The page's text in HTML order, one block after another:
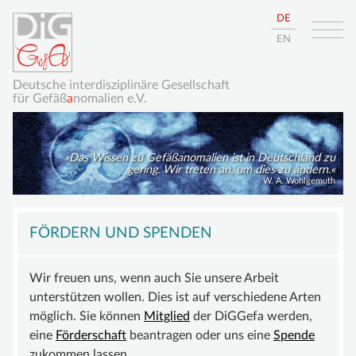
Deutsche interdisziplinäre Gesellschaft
für Gefäßanomalien e.V.
DE
EN
Das Wissen zu Gefäßanomalien ist in Deutschland zu
gering. Wir treten an, um dies zu ändern.
W. A. Wohlgemuth
überspringen
DIE DIGGEFA
VORSTAND
FÖRDERN UND SPENDEN
Wir freuen uns, wenn auch Sie unsere Arbeit
unterstützen wollen. Dies ist auf verschiedene Arten
möglich. Sie können Mitglied der DiGGefa werden,
eine Förderschaft beantragen oder uns eine Spende